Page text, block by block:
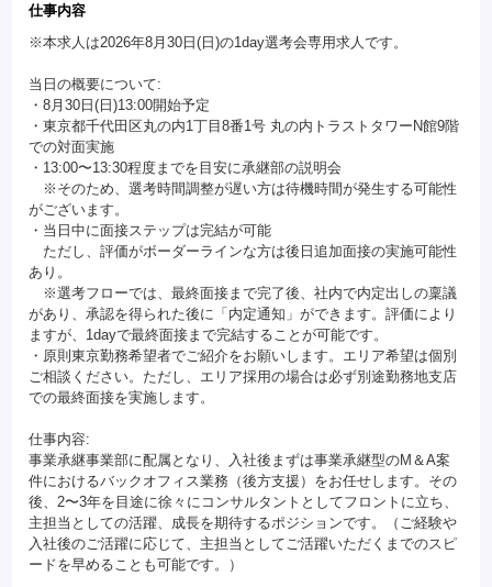
仕事内容
※本求人は2026年8月30日(日)の1day選考会専用求人です。
当日の概要について:
・8月30日(日)13:00開始予定
・東京都千代田区丸の内1丁目8番1号 丸の内トラストタワーN館9階
での対面実施
・13:00〜13:30程度までを目安に承継部の説明会
※そのため、選考時間調整が遅い方は待機時間が発生する可能性
がございます。
・当日中に面接ステップは完結が可能
ただし、評価がボーダーラインな方は後日追加面接の実施可能性
あり。
※選考フローでは、最終面接まで完了後、社内で内定出しの稟議
があり、承認を得られた後に「内定通知」ができます。評価により
ますが、1dayで最終面接まで完結することが可能です。
・原則東京勤務希望者でご紹介をお願いします。エリア希望は個別
ご相談ください。ただし、エリア採用の場合は必ず別途勤務地支店
での最終面接を実施します。
仕事内容:
事業承継事業部に配属となり、入社後まずは事業承継型のM＆A案
件におけるバックオフィス業務（後方支援）をお任せします。その
後、2〜3年を目途に徐々にコンサルタントとしてフロントに立ち、
主担当としての活躍、成長を期待するポジションです。（ご経験や
入社後のご活躍に応じて、主担当としてご活躍いただくまでのスピ
ードを早めることも可能です。）